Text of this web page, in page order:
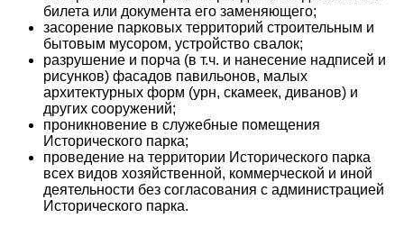
билета или документа его заменяющего;
засорение парковых территорий строительным и
бытовым мусором, устройство свалок;
разрушение и порча (в т.ч. и нанесение надписей и
рисунков) фасадов павильонов, малых
архитектурных форм (урн, скамеек, диванов) и
других сооружений;
проникновение в служебные помещения
Исторического парка;
проведение на территории Исторического парка
всех видов хозяйственной, коммерческой и иной
деятельности без согласования с администрацией
Исторического парка.